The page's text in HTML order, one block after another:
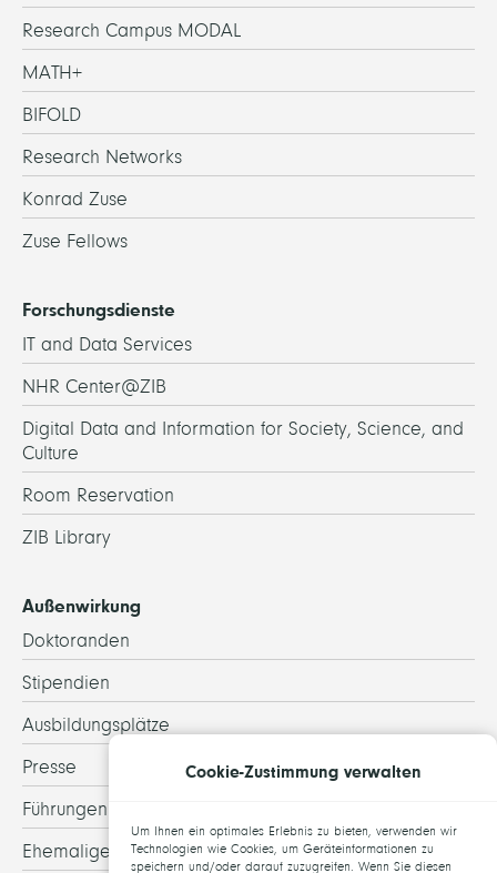
Research Campus MODAL
MATH+
BIFOLD
Research Networks
Konrad Zuse
Zuse Fellows
Forschungsdienste
IT and Data Services
NHR Center@ZIB
Digital Data and Information for Society, Science, and
Culture
Room Reservation
ZIB Library
Außenwirkung
Doktoranden
Stipendien
Ausbildungsplätze
Presse
Führungen
Ehemalige
Cookie-Zustimmung verwalten
Um Ihnen ein optimales Erlebnis zu bieten, verwenden wir
Technologien wie Cookies, um Geräteinformationen zu
speichern und/oder darauf zuzugreifen. Wenn Sie diesen